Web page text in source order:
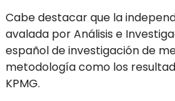
Cabe destacar que la
avalada por Análisis e
español de investigación de
metodología como los
KPMG.